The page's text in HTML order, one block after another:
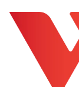
Tin nóng
Tư vấn luật